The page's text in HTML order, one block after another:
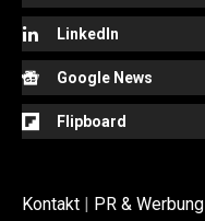
LinkedIn
Google News
Flipboard
Kontakt | PR & Werbung